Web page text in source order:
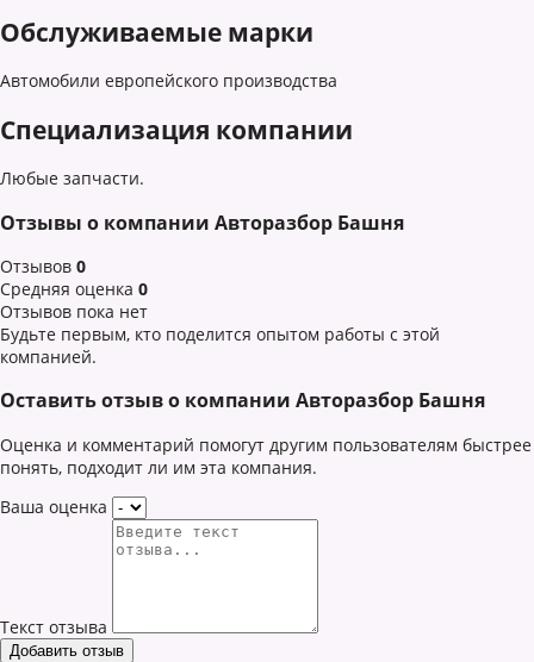
Обслуживаемые марки
Автомобили европейского производства
Специализация компании
Любые запчасти.
Отзывы о компании Авторазбор Башня
Отзывов 0
Средняя оценка 0
Отзывов пока нет
Будьте первым, кто поделится опытом работы с этой
компанией.
Оставить отзыв о компании Авторазбор Башня
Оценка и комментарий помогут другим пользователям быстрее
понять, подходит ли им эта компания.
Ваша оценка
Текст отзыва